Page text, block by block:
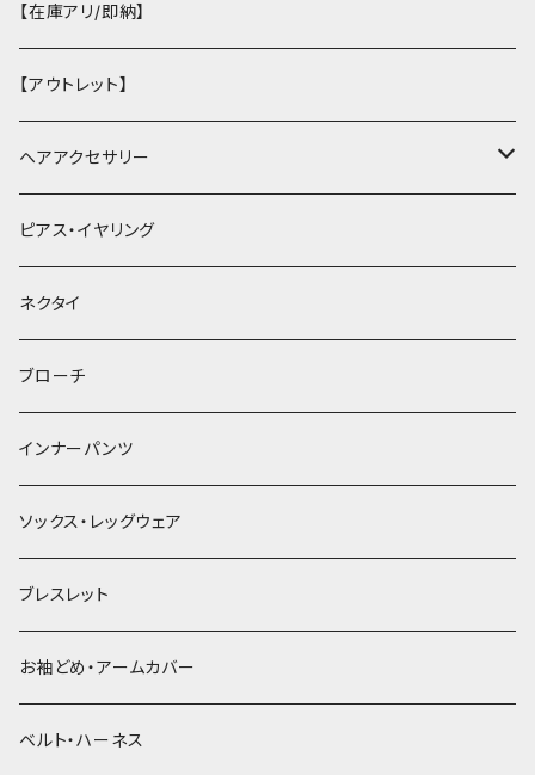
【在庫アリ/即納】
【アウトレット】
ヘアアクセサリー
ヘアクリップ
ヘッドドレス・カチューシャ
ヘアゴム
簪
ピアス・イヤリング
ネクタイ
ブローチ
インナーパンツ
ソックス・レッグウェア
ブレスレット
お袖どめ・アームカバー
ベルト・ハーネス